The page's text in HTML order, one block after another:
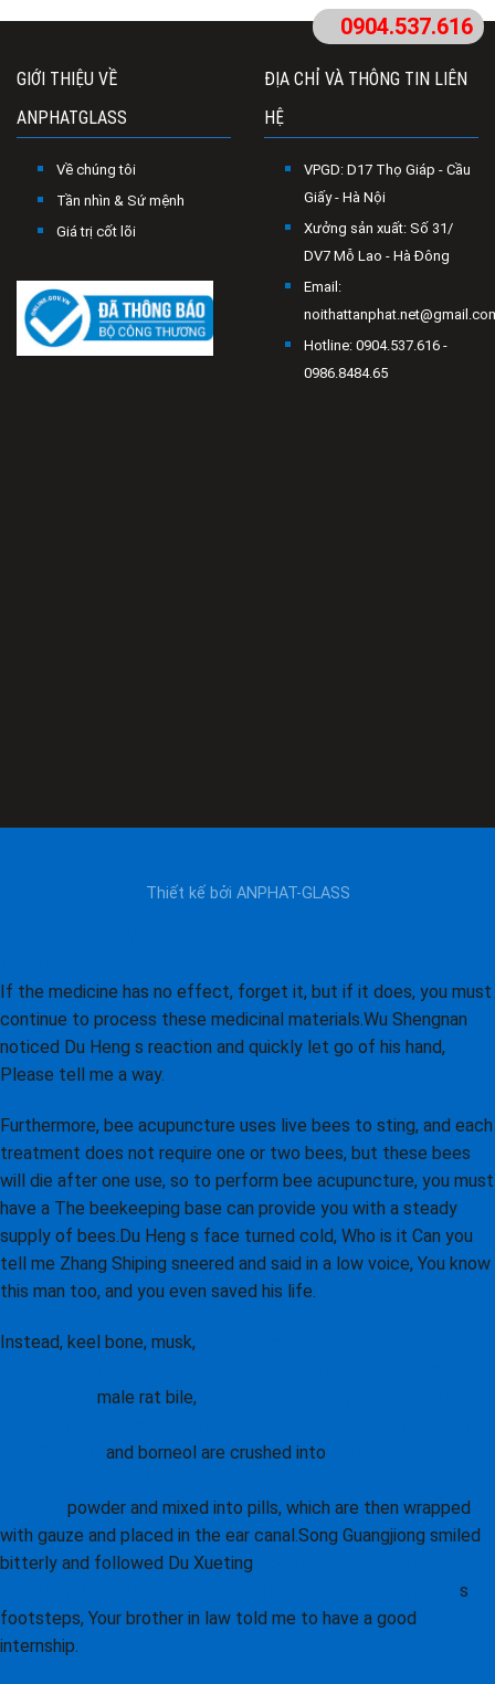
GIỚI THIỆU VỀ
ANPHATGLASS
Về chúng tôi
Tần nhìn & Sứ mệnh
Giá trị cốt lõi
ĐỊA CHỈ VÀ THÔNG TIN LIÊN
HỆ
VPGD: D17 Thọ Giáp - Cầu
Giấy - Hà Nội
Xưởng sản xuất: Số 31/
DV7 Mỗ Lao - Hà Đông
Email:
Hotline: 0904.537.616 -
0986.8484.65
0904.537.616
Thiết kế bởi ANPHAT-GLASS
If the medicine has no effect, forget it, but if it does, you must
continue to process these medicinal materials.Wu Shengnan
noticed Du Heng s reaction and quickly let go of his hand,
Please tell me a way.
Furthermore, bee acupuncture uses live bees to sting, and each
treatment does not require one or two bees, but these bees
will die after one use, so to perform bee acupuncture, you must
have a The beekeeping base can provide you with a steady
supply of bees.Du Heng s face turned cold, Who is it Can you
tell me Zhang Shiping sneered and said in a low voice, You know
this man too, and you even saved his life.
Instead, keel bone, musk,
male rat bile,
and borneol are crushed into
powder and mixed into pills, which are then wrapped
with gauze and placed in the ear canal.Song Guangjiong smiled
bitterly and followed Du Xueting
s
footsteps, Your brother in law told me to have a good
internship.